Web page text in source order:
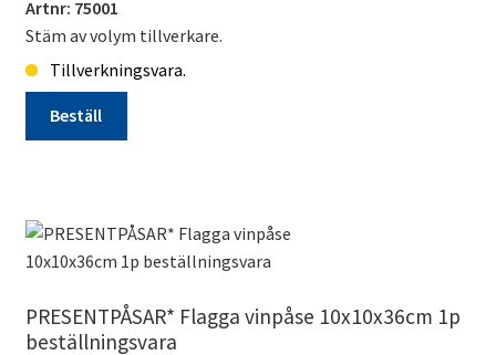
Artnr: 75001
Stäm av volym tillverkare.
Tillverkningsvara.
Beställ
tillverkningsvara
mängd
PRESENTPÅSAR* Flagga vinpåse 10x10x36cm 1p
beställningsvara